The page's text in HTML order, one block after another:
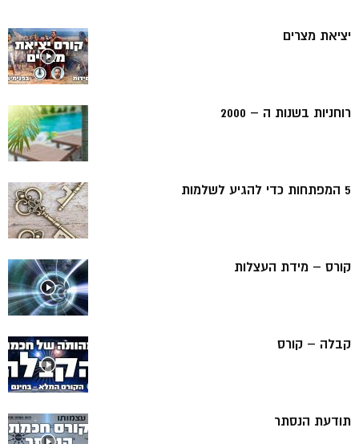
יציאת מצרים
רוחניות בשנות ה – 2000
5 המפתחות כדי להגיע לשלמות
קורס – מידת העצלות
קבלה – קורס
תודעת הנסתר